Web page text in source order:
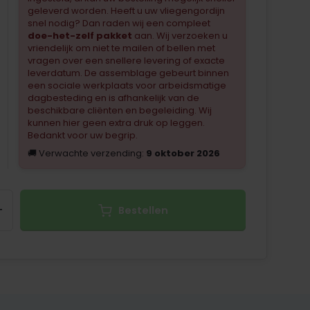
geleverd worden. Heeft u uw vliegengordijn
snel nodig? Dan raden wij een compleet
doe-het-zelf pakket aan. Wij verzoeken u
vriendelijk om niet te mailen of bellen met
vragen over een snellere levering of exacte
leverdatum. De assemblage gebeurt binnen
een sociale werkplaats voor arbeidsmatige
dagbesteding en is afhankelijk van de
beschikbare cliënten en begeleiding. Wij
kunnen hier geen extra druk op leggen.
Bedankt voor uw begrip.
🚚 Verwachte verzending: 9 oktober 2026
Bestellen